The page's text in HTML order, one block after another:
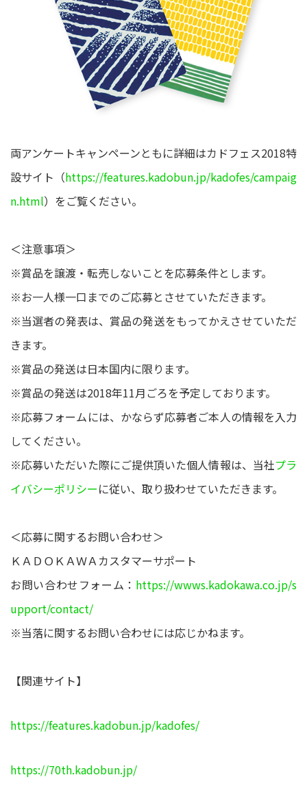
両アンケートキャンペーンともに詳細はカドフェス2018特
設サイト（https://features.kadobun.jp/kadofes/campaig
n.html）をご覧ください。
＜注意事項＞
※賞品を譲渡・転売しないことを応募条件とします。
※お一人様一口までのご応募とさせていただきます。
※当選者の発表は、賞品の発送をもってかえさせていただ
きます。
※賞品の発送は日本国内に限ります。
※賞品の発送は2018年11月ごろを予定しております。
※応募フォームには、かならず応募者ご本人の情報を入力
してください。
※応募いただいた際にご提供頂いた個人情報は、当社プラ
イバシーポリシーに従い、取り扱わせていただきます。
＜応募に関するお問い合わせ＞
ＫＡＤＯＫＡＷＡカスタマーサポート
お問い合わせフォーム： https://wwws.kadokawa.co.jp/s
upport/contact/
※当落に関するお問い合わせには応じかねます。
【関連サイト】
https://features.kadobun.jp/kadofes/
https://70th.kadobun.jp/